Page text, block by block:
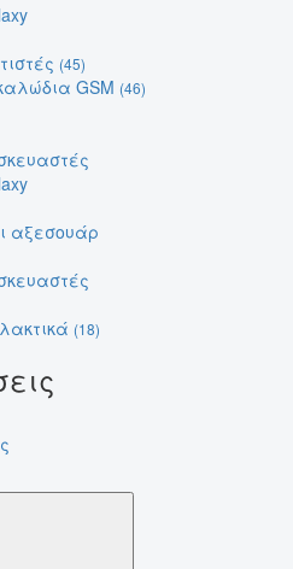
(45)
GSM (46)
αξεσουάρ
(18)